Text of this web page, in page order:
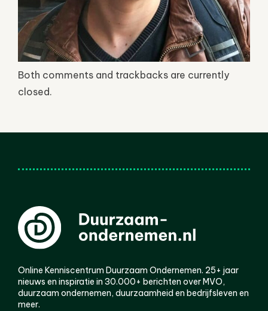
Both comments and trackbacks are currently
closed.
Online Kenniscentrum Duurzaam Ondernemen. 25+ jaar
nieuws en inspiratie in 30.000+ berichten over MVO,
duurzaam ondernemen, duurzaamheid en bedrijfsleven en
meer.